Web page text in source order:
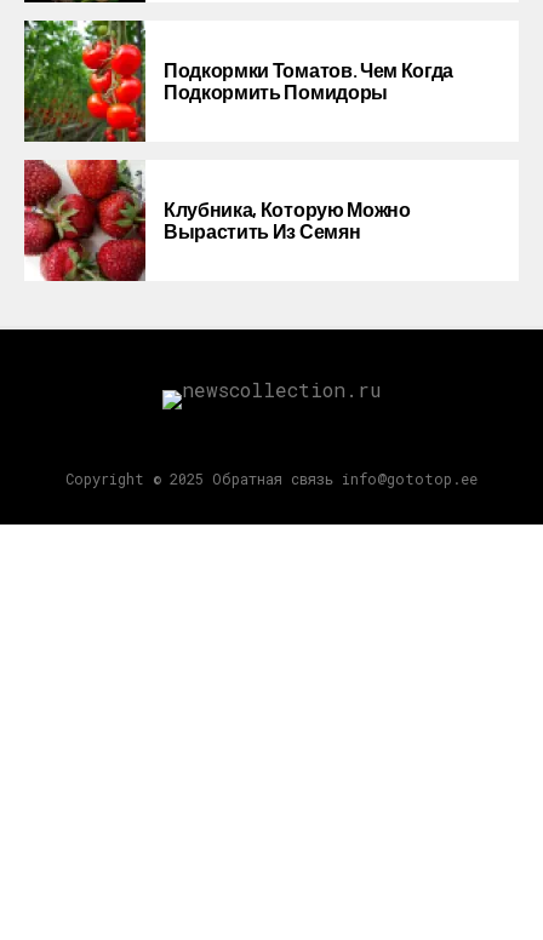
Подкормки Томатов. Чем Когда
Подкормить Помидоры
Клубника, Которую Можно
Вырастить Из Семян
Copyright © 2025 Обратная связь info@gototop.ee